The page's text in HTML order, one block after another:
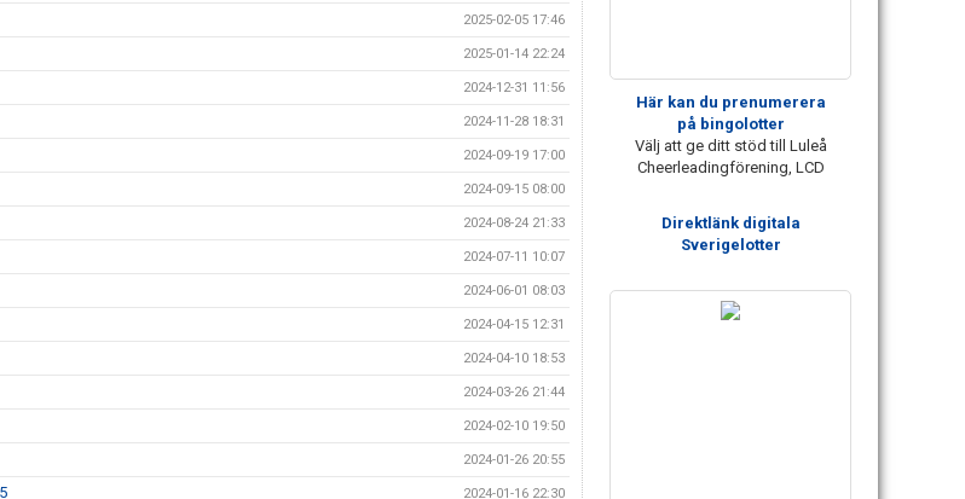
2025-02-05 17:46
2025-01-14 22:24
2024-12-31 11:56
2024-11-28 18:31
2024-09-19 17:00
2024-09-15 08:00
2024-08-24 21:33
2024-07-11 10:07
2024-06-01 08:03
2024-04-15 12:31
2024-04-10 18:53
2024-03-26 21:44
2024-02-10 19:50
2024-01-26 20:55
2024-01-16 22:30
Här kan du prenumerera
på bingolotter
Välj att ge ditt stöd till Luleå
Cheerleadingförening, LCD
Direktlänk digitala
Sverigelotter